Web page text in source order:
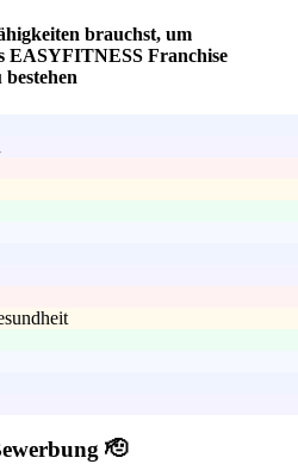
brauchst, um
EASYFITNESS Franchise
🫡